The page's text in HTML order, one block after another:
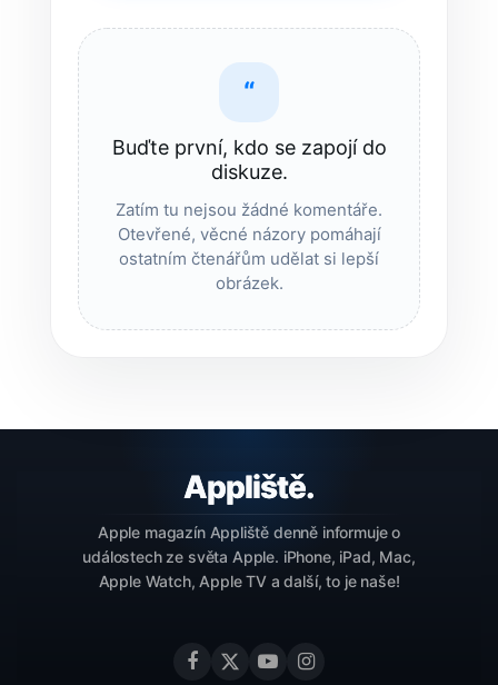
“
Buďte první, kdo se zapojí do
diskuze.
Zatím tu nejsou žádné komentáře.
Otevřené, věcné názory pomáhají
ostatním čtenářům udělat si lepší
obrázek.
Apple magazín Appliště denně informuje o
událostech ze světa Apple. iPhone, iPad, Mac,
Apple Watch, Apple TV a další, to je naše!